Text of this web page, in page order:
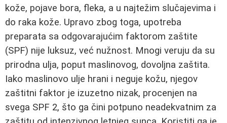
kože, pojave bora, fleka, a u najtežim slučajevima i
do raka kože. Upravo zbog toga, upotreba
preparata sa odgovarajućim faktorom zaštite
(SPF) nije luksuz, već nužnost. Mnogi veruju da su
prirodna ulja, poput maslinovog, dovoljna zaštita.
Iako maslinovo ulje hrani i neguje kožu, njegov
zaštitni faktor je izuzetno nizak, procenjen na
svega SPF 2, što ga čini potpuno neadekvatnim za